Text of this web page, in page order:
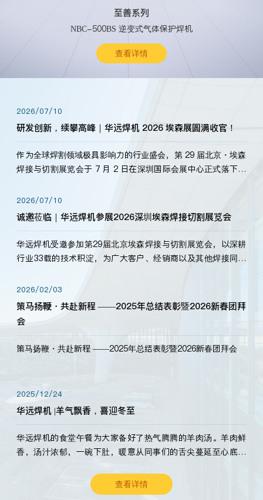
至善系列
NBC-500BS 逆变式气体保护焊机
查看详情
2026/07/10
研发创新，续攀高峰｜华远焊机 2026 埃森展圆满收官！
作为全球焊割领域极具影响力的行业盛会，第 29 届北京・埃森
焊接与切割展览会于 7 月 2 日在深圳国际会展中心正式落下帷
标准，持之以恒研发新产品、新技术。新老客户、行业伙伴、
海内外客户为目睹公司发布的新产…
2026/07/10
诚邀莅临｜华远焊机参展2026深圳埃森焊接切割展览会
华远焊机受邀参加第29届北京埃森焊接与切割展览会，以深耕
行业33载的技术积淀，为广大客户、经销商以及其他焊接同仁
2026/02/03
策马扬鞭・共赴新程 ——2025年总结表彰暨2026新春团拜
会
策马扬鞭・共赴新程 ——2025年总结表彰暨2026新春团拜会
2025/12/24
华远焊机 |羊气飘香，喜迎冬至
华远焊机的食堂午餐为大家备好了热气腾腾的羊肉汤。羊肉鲜
香，汤汁浓郁，一碗下肚，暖意从同事们的舌尖蔓延至心底。
查看详情